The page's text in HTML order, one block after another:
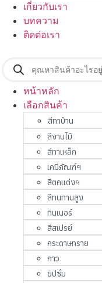
เกี่ยวกับเรา
บทความ
ติดต่อเรา
Products
search
หน้าหลัก
เลือกสินค้า
สีทาบ้าน
สีงานไม้
สีทาเหล็ก
เคมีภัณฑ์ฯ
สีตกแต่งฯ
สีทนทานสูง
ทินเนอร์
สีสเปรย์
กระดาษทราย
กาว
ยิปซั่ม